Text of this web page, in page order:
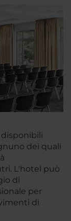
dei quali
L'hotel può
di
per
di